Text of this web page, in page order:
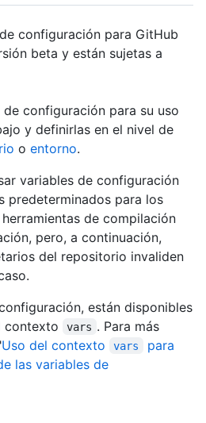
configuración para GitHub
beta y están sujetas a
configuración para su uso
y definirlas en el nivel de
o entorno.
variables de configuración
predeterminados para los
de compilación
pero, a continuación,
del repositorio invaliden
están disponibles
contexto
vars . Para más
Uso del contexto vars
para
las variables de